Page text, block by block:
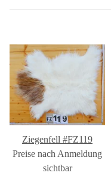
Ziegenfell #FZ119
Preise nach Anmeldung
sichtbar